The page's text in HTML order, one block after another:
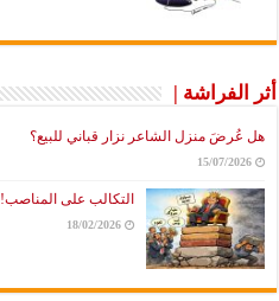
أثر الفراشة |
هل عُرضَ منزل الشاعر نزار قباني للبيع؟
15/07/2026
التكالب على المناصب!
18/02/2026